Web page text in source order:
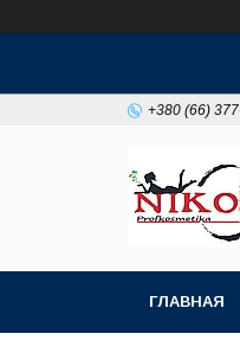
+380 (66)
ГЛАВНАЯ